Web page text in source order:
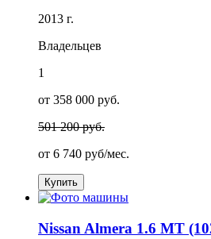
2013 г.
Владельцев
1
от 358 000 руб.
501 200 руб.
от 6 740 руб/мес.
Купить
Nissan Almera 1.6 MT